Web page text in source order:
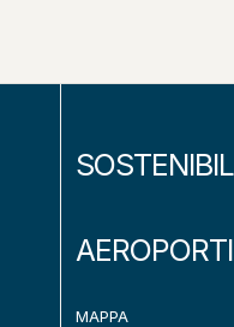
MAPPA